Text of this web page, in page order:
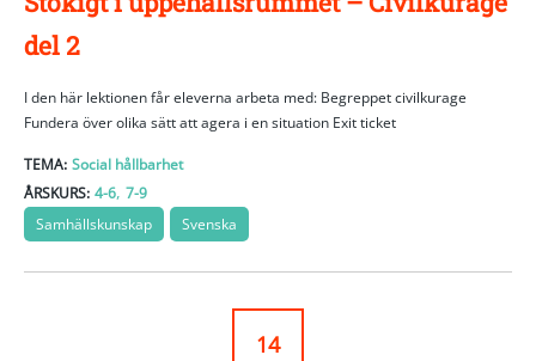
del 2
I den här lektionen får eleverna arbeta med: Begreppet civilkurage
Fundera över olika sätt att agera i en situation Exit ticket
TEMA: Social hållbarhet
ÅRSKURS: 4-6, 7-9
Samhällskunskap
Svenska
14